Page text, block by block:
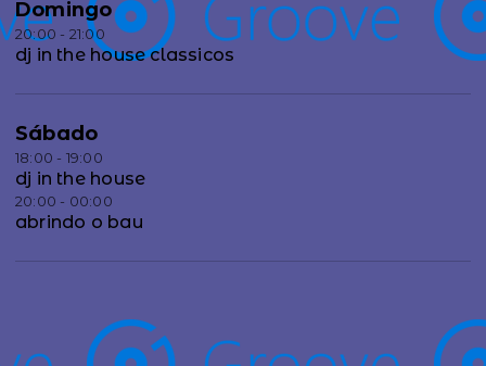
Domingo
20:00 - 21:00
dj in the house classicos
Sábado
18:00 - 19:00
dj in the house
20:00 - 00:00
abrindo o bau